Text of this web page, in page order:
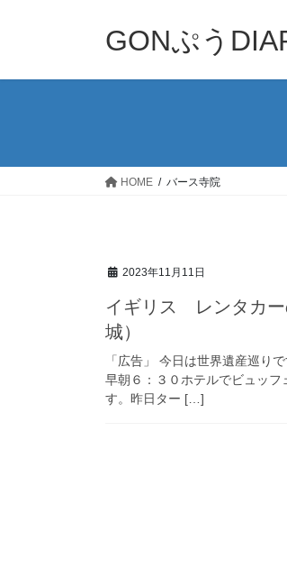
GONぷう
HOME バース寺院
2023年11月11日
イギリス レンタカー
城）
「広告」 今日は世界遺産巡り
早朝６：３０ホテルでビュッ
す。昨日ター […]